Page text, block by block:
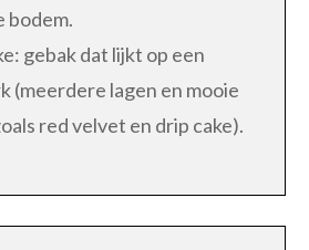
bodem.
gebak dat lijkt op een
(meerdere lagen en mooie
red velvet en drip cake).